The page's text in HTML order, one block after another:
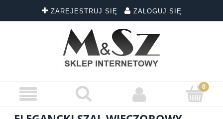
ZAREJESTRUJ SIĘ ZALOGUJ SIĘ